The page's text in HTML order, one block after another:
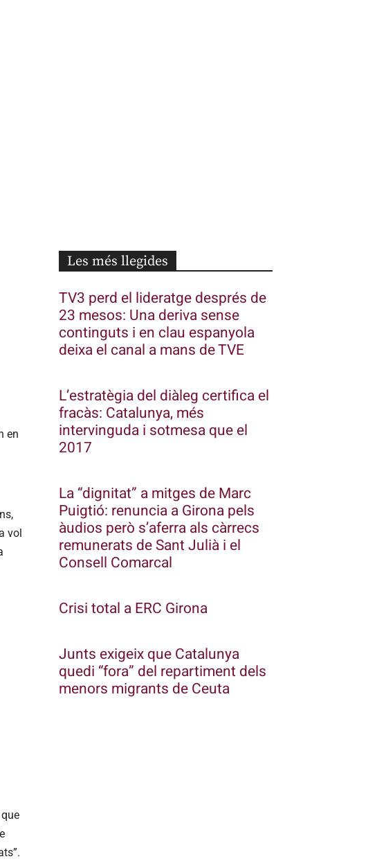
en
vol
Les més llegides
TV3 perd el lideratge després de
23 mesos: Una deriva sense
continguts i en clau espanyola
deixa el canal a mans de TVE
L’estratègia del diàleg certifica el
fracàs: Catalunya, més
intervinguda i sotmesa que el
2017
La “dignitat” a mitges de Marc
Puigtió: renuncia a Girona pels
àudios però s’aferra als càrrecs
remunerats de Sant Julià i el
Consell Comarcal
Crisi total a ERC Girona
Junts exigeix que Catalunya
quedi “fora” del repartiment dels
menors migrants de Ceuta